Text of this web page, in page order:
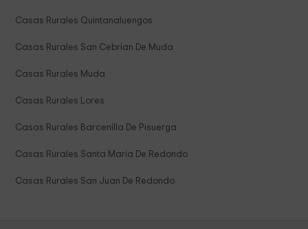
Casas Rurales Quintanaluengos
Casas Rurales San Cebrian De Muda
Casas Rurales Muda
Casas Rurales Lores
Casas Rurales Barcenilla De Pisuerga
Casas Rurales Santa Maria De Redondo
Casas Rurales San Juan De Redondo